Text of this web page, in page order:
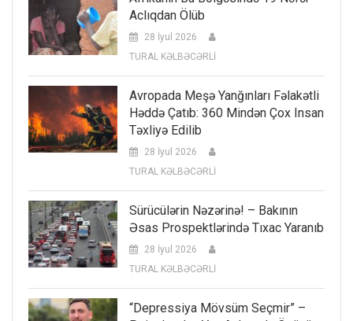
Aclıqdan Ölüb
28 İyul 2026
TURAL KƏLBƏCƏRLİ
Avropada Meşə Yanğınları Fəlakətli
Həddə Çatıb: 360 Mindən Çox Insan
Təxliyə Edilib
28 İyul 2026
TURAL KƏLBƏCƏRLİ
Sürücülərin Nəzərinə! – Bakının
Əsas Prospektlərində Tıxac Yaranıb
28 İyul 2026
TURAL KƏLBƏCƏRLİ
“Depressiya Mövsüm Seçmir” –